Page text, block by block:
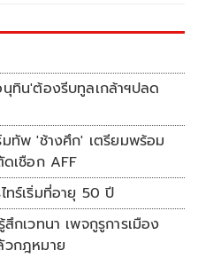
ทิน'ต้องรีบทูลเกล้าฯปลด
ทัพ 'ช้างศึก' เตรียมพร้อม
เชือก AFF
ทร์เริ่มที่อายุ 50 ปี
สึกเวทนา เพจกูรูการเมือง
วกฎหมาย